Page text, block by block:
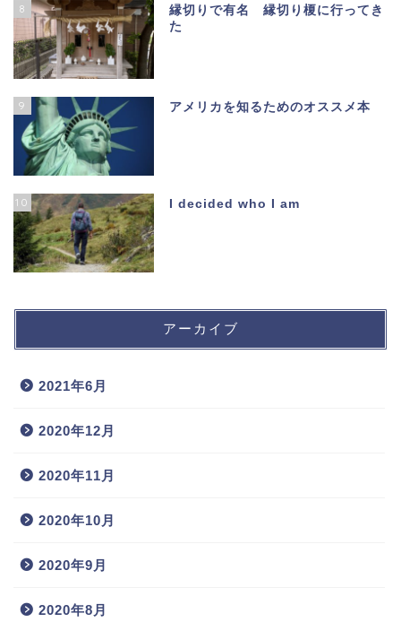
8
縁切りで有名 縁切り榎に行ってき
た
9 アメリカを知るためのオススメ本
10 I decided who I am
アーカイブ
2021年6月
2020年12月
2020年11月
2020年10月
2020年9月
2020年8月